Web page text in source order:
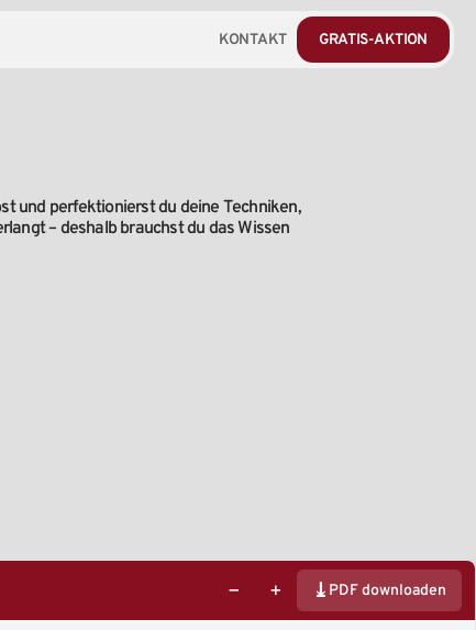
KONTAKT GRATIS-AKTION
und perfektionierst du deine Techniken,
– deshalb brauchst du das Wissen
− + ⤓ PDF downloaden